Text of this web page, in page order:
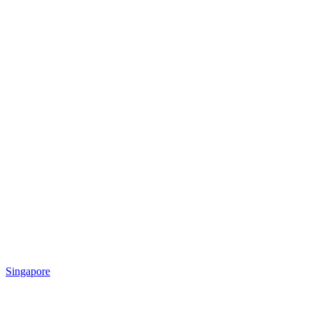
Singapore